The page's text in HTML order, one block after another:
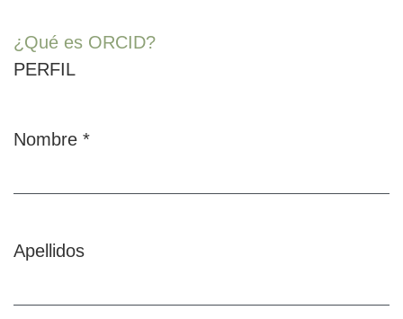
¿Qué es ORCID?
PERFIL
Nombre *
Apellidos